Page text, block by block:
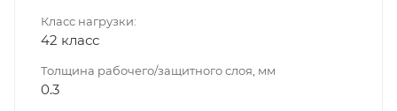
Класс нагрузки:
42 класс
Толщина рабочего/защитного слоя, мм
0.3